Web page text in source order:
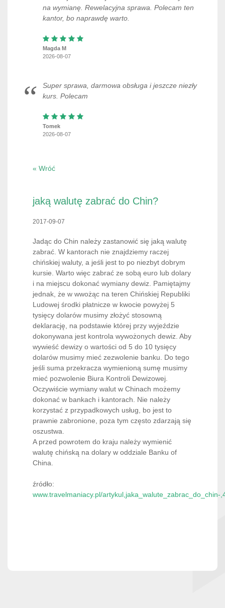
na wymianę. Rewelacyjna sprawa. Polecam ten
kantor, bo naprawdę warto.
Magda M
2026-08-07
Super sprawa, darmowa obsługa i jeszcze niezły
kurs. Polecam
Tomek
2026-08-07
« Wróć
jaką walutę zabrać do Chin?
2017-09-07
Jadąc do Chin należy zastanowić się jaką walutę
zabrać. W kantorach nie znajdziemy raczej
chińskiej waluty, a jeśli jest to po niezbyt dobrym
kursie. Warto więc zabrać ze sobą euro lub dolary
i na miejscu dokonać wymiany dewiz. Pamiętajmy
jednak, że w wwożąc na teren Chińskiej Republiki
Ludowej środki płatnicze w kwocie powyżej 5
tysięcy dolarów musimy złożyć stosowną
deklarację, na podstawie której przy wyjeździe
dokonywana jest kontrola wywożonych dewiz. Aby
wywieść dewizy o wartości od 5 do 10 tysięcy
dolarów musimy mieć zezwolenie banku. Do tego
jeśli suma przekracza wymienioną sumę musimy
mieć pozwolenie Biura Kontroli Dewizowej.
Oczywiście wymiany walut w Chinach możemy
dokonać w bankach i kantorach. Nie należy
korzystać z przypadkowych usług, bo jest to
prawnie zabronione, poza tym często zdarzają się
oszustwa.
A przed powrotem do kraju należy wymienić
walutę chińską na dolary w oddziale Banku of
China.
źródło:
www.travelmaniacy.pl/artykul,jaka_walute_zabrac_do_chin-